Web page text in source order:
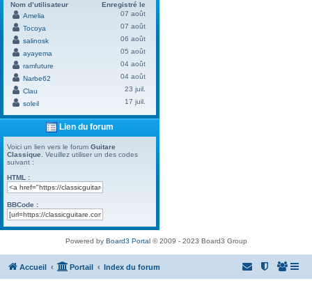
Nom d’utilisateur
Enregistré le
Amelia
07 août
Tocoya
07 août
salinosk
06 août
ayayema
05 août
ramfuture
04 août
Narbe62
04 août
Clau
23 juil.
soleil
17 juil.
Lien du forum
Voici un lien vers le forum Guitare
Classique . Veuillez utiliser un des codes
suivant :
HTML :
BBCode :
Powered by Board3 Portal© 2009 - 2023 Board3 Group
Accueil Portail Index du forum